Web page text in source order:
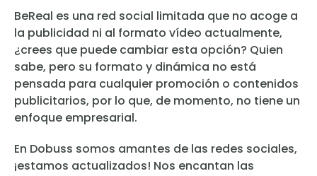
BeReal es una red social limitada que no acoge a
la publicidad ni al formato vídeo actualmente,
¿crees que puede cambiar esta opción? Quien
sabe, pero su formato y dinámica no está
pensada para cualquier promoción o contenidos
publicitarios, por lo que, de momento, no tiene un
enfoque empresarial.
En Dobuss somos amantes de las redes sociales,
¡estamos actualizados! Nos encantan las